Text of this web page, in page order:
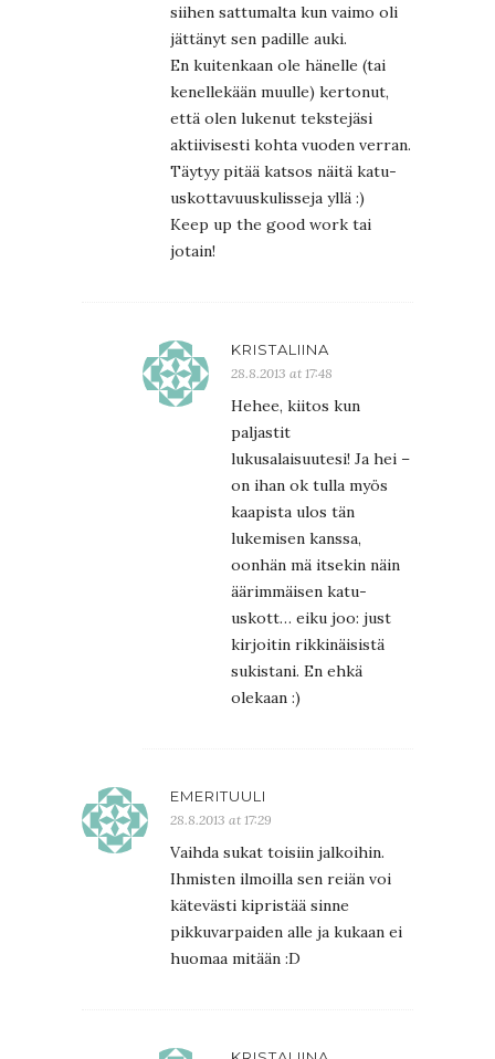
siihen sattumalta kun vaimo oli
jättänyt sen padille auki.
En kuitenkaan ole hänelle (tai
kenellekään muulle) kertonut,
että olen lukenut tekstejäsi
aktiivisesti kohta vuoden verran.
Täytyy pitää katsos näitä katu-
uskottavuuskulisseja yllä :)
Keep up the good work tai
jotain!
KRISTALIINA
28.8.2013 at 17:48
Hehee, kiitos kun
paljastit
lukusalaisuutesi! Ja hei –
on ihan ok tulla myös
kaapista ulos tän
lukemisen kanssa,
oonhän mä itsekin näin
äärimmäisen katu-
uskott… eiku joo: just
kirjoitin rikkinäisistä
sukistani. En ehkä
olekaan :)
EMERITUULI
28.8.2013 at 17:29
Vaihda sukat toisiin jalkoihin.
Ihmisten ilmoilla sen reiän voi
kätevästi kipristää sinne
pikkuvarpaiden alle ja kukaan ei
huomaa mitään :D